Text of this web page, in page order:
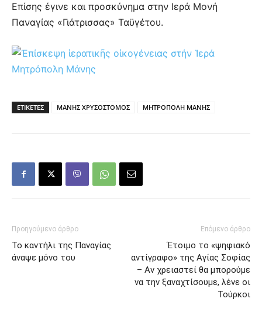
Επίσης έγινε και προσκύνημα στην Ιερά Μονή
Παναγίας «Γιάτρισσας» Ταϋγέτου.
ΕΤΙΚΕΤΕΣ ΜΑΝΗΣ ΧΡΥΣΟΣΤΟΜΟΣ ΜΗΤΡΟΠΟΛΗ ΜΑΝΗΣ
Προηγούμενο άρθρο
Το καντήλι της Παναγίας
άναψε μόνο του
Επόμενο άρθρο
Έτοιμο το «ψηφιακό
αντίγραφο» της Αγίας Σοφίας
– Αν χρειαστεί θα μπορούμε
να την ξαναχτίσουμε, λένε οι
Τούρκοι